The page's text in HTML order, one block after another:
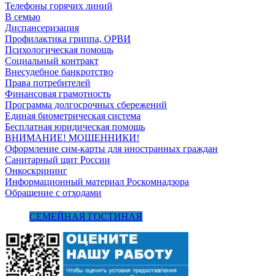
Телефоны горячих линий
В семью
Диспансеризация
Профилактика гриппа, ОРВИ
Психологическая помощь
Социальный контракт
Внесудебное банкротство
Права потребителей
Финансовая грамотность
Программа долгосрочных сбережений
Единая биометрическая система
Бесплатная юридическая помощь
ВНИМАНИЕ! МОШЕННИКИ!
Оформление сим-карты для иностранных граждан
Санитарный щит России
Онкоскрининг
Информационный материал Роскомнадзора
Обращение с отходами
СЕМЕЙНАЯ ГОСТИНАЯ